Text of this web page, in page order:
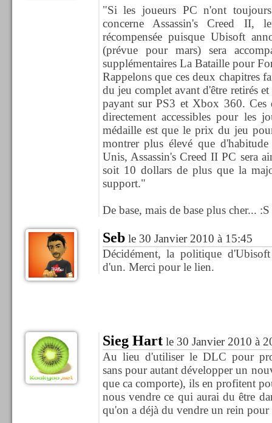
"Si les joueurs PC n'ont
concerne Assassin's Creed II,
récompensée puisque Ubisoft
(prévue pour mars) sera
supplémentaires La Bataille pour
Rappelons que ces deux chapitres
du jeu complet avant d'être retirés
payant sur PS3 et Xbox 360. Ces
directement accessibles pour les
médaille est que le prix du jeu
montrer plus élevé que
Unis, Assassin's Creed II PC sera
soit 10 dollars de plus que la
support."
De base, mais de base plus cher... :S
Seble 30 Janvier 2010 à 15:45
Décidément, la politique
d'un. Merci pour le lien.
Sieg Hartle 30 Janvier 2010 à
Au lieu d'utiliser le DLC pour
sans pour autant développer un
que ca comporte), ils en profitent
nous vendre ce qui aurai du être
qu'on a déjà du vendre un rein